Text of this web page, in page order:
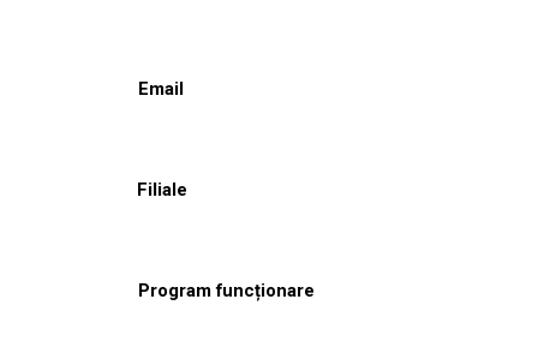
Email
Filiale
Program funcționare